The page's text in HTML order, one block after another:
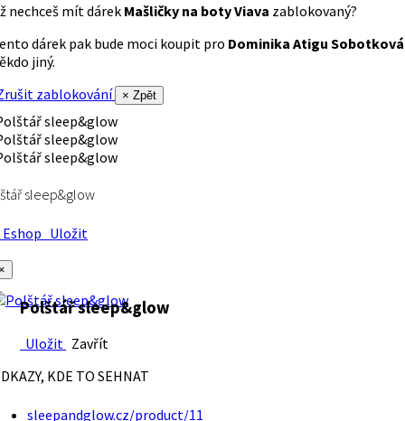
nechceš mít dárek Mašličky na boty Viava zablokovaný?
dárek pak bude moci koupit pro Dominika Atigu Sobotková
jiný.
zablokování
× Zpět
sleep&glow
Uložit
Polštář sleep&glow
Uložit Zavřít
KDE TO SEHNAT
sleepandglow.cz/product/11